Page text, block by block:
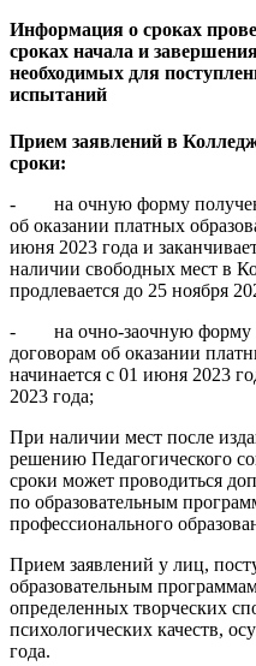
Информация о сроках
сроках начала и
необходимых для
испытаний
Прием заявлений в
сроки:
- на очную форму
об оказании платных
июня 2023 года и
наличии свободных мест в
продлевается до 25 ноября
- на очно-заочную форму
договорам об оказании
начинается с 01 июня 2023
2023 года;
При наличии мест после
решению Педагогического
сроки может проводиться
по образовательным
профессионального
Прием заявлений у лиц,
образовательным
определенных творческих
психологических качеств,
года.